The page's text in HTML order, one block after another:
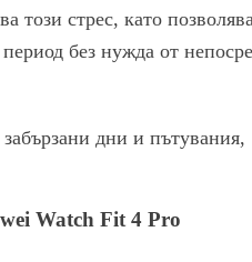
този стрес, като
без нужда от
дни и пътувания,
Watch Fit 4 Pro